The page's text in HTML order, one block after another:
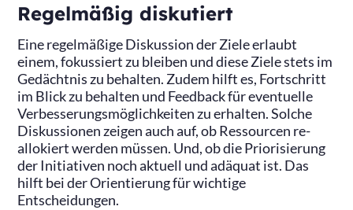
Regelmäßig diskutiert
Eine regelmäßige Diskussion der Ziele erlaubt
einem, fokussiert zu bleiben und diese Ziele stets im
Gedächtnis zu behalten. Zudem hilft es, Fortschritt
im Blick zu behalten und Feedback für eventuelle
Verbesserungsmöglichkeiten zu erhalten. Solche
Diskussionen zeigen auch auf, ob Ressourcen re-
allokiert werden müssen. Und, ob die Priorisierung
der Initiativen noch aktuell und adäquat ist. Das
hilft bei der Orientierung für wichtige
Entscheidungen.